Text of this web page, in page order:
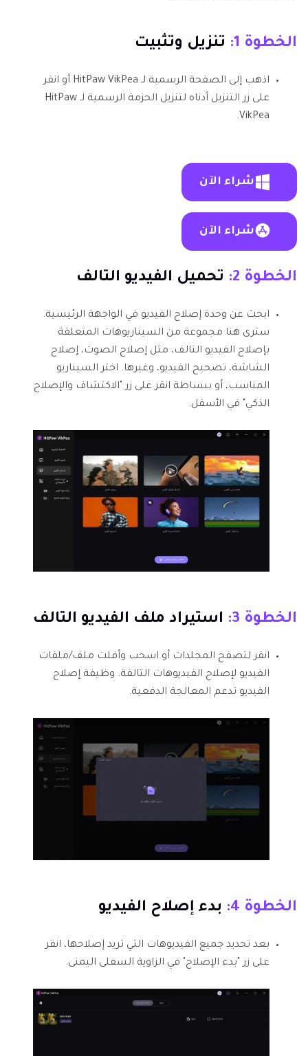
الخطوة 1: تنزيل وتثبيت
اذهب إلى الصفحة الرسمية لـ HitPaw VikPea أو انقر
على زر التنزيل أدناه لتنزيل الحزمة الرسمية لـ HitPaw
VikPea.
شراء الآن
شراء الآن
الخطوة 2: تحميل الفيديو التالف
ابحث عن وحدة إصلاح الفيديو في الواجهة الرئيسية.
سترى هنا مجموعة من السيناريوهات المتعلقة
بإصلاح الفيديو التالف، مثل إصلاح الصوت، إصلاح
الشاشة، تصحيح الفيديو، وغيرها. اختر السيناريو
المناسب، أو ببساطة انقر على زر "الاكتشاف والإصلاح
الذكي" في الأسفل.
الخطوة 3: استيراد ملف الفيديو التالف
انقر لتصفح المجلدات أو اسحب وأفلت ملف/ملفات
الفيديو لإصلاح الفيديوهات التالفة. وظيفة إصلاح
الفيديو تدعم المعالجة الدفعية.
الخطوة 4: بدء إصلاح الفيديو
بعد تحديد جميع الفيديوهات التي تريد إصلاحها، انقر
على زر "بدء الإصلاح" في الزاوية السفلى اليمنى.